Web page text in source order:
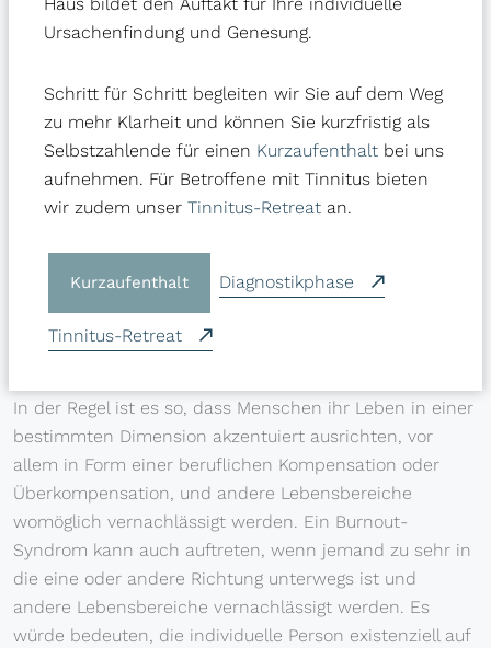
Nach Alfred Adler gibt es insgesamt drei
Lebensaufgaben, denen wir uns als Menschen in
Adler die Liebe, der Beruf und die Gesellschaft. Die
berufliche Dimension, die Sie angesprochen haben, ist
sicher in unserer Zeit eine der wesentlichen Faktoren,
die Stress verursachen bzw. Stress mit sich bringen
und in der sich ein Individuum behaupten muss. Aber
weitesten Sinne von Beziehungen und auch der
Gesellschaft ins Auge fassen müssen, wenn wir von
solchen Erschöpfungszuständen sprechen.
In der Regel ist es so, dass Menschen ihr Leben in einer
bestimmten Dimension akzentuiert ausrichten, vor
allem in Form einer beruflichen Kompensation oder
Überkompensation, und andere Lebensbereiche
womöglich vernachlässigt werden. Ein Burnout-
Syndrom kann auch auftreten, wenn jemand zu sehr in
die eine oder andere Richtung unterwegs ist und
andere Lebensbereiche vernachlässigt werden. Es
würde bedeuten, die individuelle Person existenziell auf
Ursachenfindung und Genesung.
Schritt für Schritt begleiten wir Sie auf dem Weg
zu mehr Klarheit und können Sie kurzfristig als
Selbstzahlende für einen Kurzaufenthalt bei uns
aufnehmen. Für Betroffene mit Tinnitus bieten
wir zudem unser Tinnitus-Retreat an.
Kurzaufenthalt Diagnostikphase
Tinnitus-Retreat